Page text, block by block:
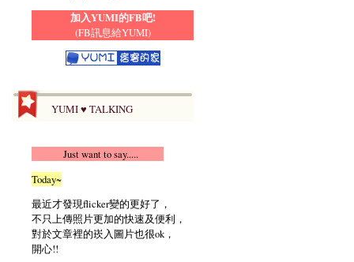
加入YUMI的FB吧!
(FB訊息給YUMI)
YUMI ♥ TALKING
Just want to say.....
Today~
最近才發現flicker變的更好了，
不只上傳照片更加的快速及便利，
對於文章裡的崁入圖片也很ok，
開心!!